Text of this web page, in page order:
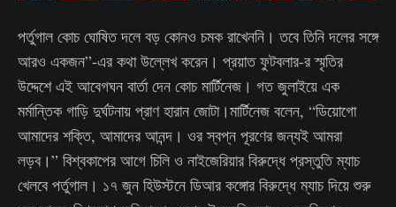
পর্তুগাল কোচ ঘোষিত দলে বড় কোনও চমক রাখেননি। তবে তিনি দলের সঙ্গে
আরও একজন”-এর কথা উল্লেখ করেন। প্রয়াত ফুটবলার-র স্মৃতির
উদ্দেশে এই আবেগঘন বার্তা দেন কোচ মার্টিনেজ। গত জুলাইয়ে এক
মর্মান্তিক গাড়ি দুর্ঘটনায় প্রাণ হারান জোটা।মার্টিনেজ বলেন, “ডিয়োগো
আমাদের শক্তি, আমাদের আনন্দ। ওর স্বপ্ন পূরণের জন্যই আমরা
লড়ব।” বিশ্বকাপের আগে চিলি ও নাইজেরিয়ার বিরুদ্ধে প্রস্তুতি ম্যাচ
খেলবে পর্তুগাল। ১৭ জুন হিউস্টনে ডিআর কঙ্গোর বিরুদ্ধে ম্যাচ দিয়ে শুরু